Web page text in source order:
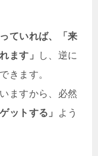
ていれば、「来
ます」
し、逆に
きます。
ますから、必然
ットする」
よう